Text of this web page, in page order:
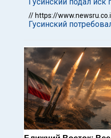
// https://
Гусинский